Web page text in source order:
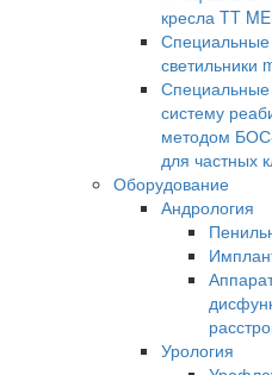
кресла TT
светильники
систему
методом
для частных
Оборудование
Андрология
Урология